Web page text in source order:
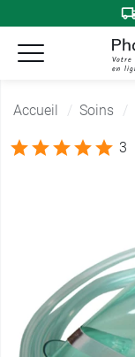
Accueil Soins
3